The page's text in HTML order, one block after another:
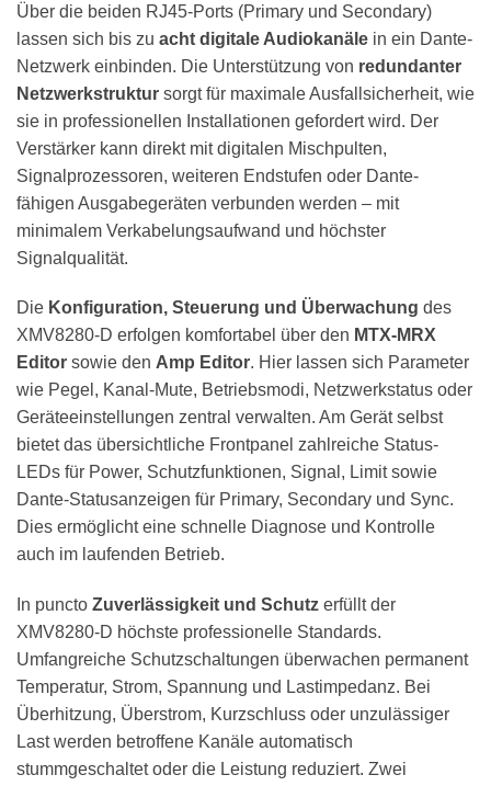
Über die beiden RJ45-Ports (Primary und Secondary)
lassen sich bis zu acht digitale Audiokanäle in ein Dante-
Netzwerk einbinden. Die Unterstützung von redundanter
Netzwerkstruktur sorgt für maximale Ausfallsicherheit, wie
sie in professionellen Installationen gefordert wird. Der
Verstärker kann direkt mit digitalen Mischpulten,
Signalprozessoren, weiteren Endstufen oder Dante-
fähigen Ausgabegeräten verbunden werden – mit
minimalem Verkabelungsaufwand und höchster
Signalqualität.
Die Konfiguration, Steuerung und Überwachung des
XMV8280-D erfolgen komfortabel über den MTX-MRX
Editor sowie den Amp Editor. Hier lassen sich Parameter
wie Pegel, Kanal-Mute, Betriebsmodi, Netzwerkstatus oder
Geräteeinstellungen zentral verwalten. Am Gerät selbst
bietet das übersichtliche Frontpanel zahlreiche Status-
LEDs für Power, Schutzfunktionen, Signal, Limit sowie
Dante-Statusanzeigen für Primary, Secondary und Sync.
Dies ermöglicht eine schnelle Diagnose und Kontrolle
auch im laufenden Betrieb.
In puncto Zuverlässigkeit und Schutz erfüllt der
XMV8280-D höchste professionelle Standards.
Umfangreiche Schutzschaltungen überwachen permanent
Temperatur, Strom, Spannung und Lastimpedanz. Bei
Überhitzung, Überstrom, Kurzschluss oder unzulässiger
Last werden betroffene Kanäle automatisch
stummgeschaltet oder die Leistung reduziert. Zwei